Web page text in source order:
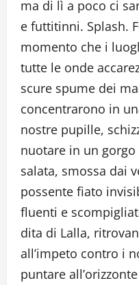
ma di lì a poco ci
e futtitinni. Splash.
momento che i
tutte le onde
scure spume dei
concentrarono in
nostre pupille,
nuotare in un
salata, smossa dai
possente fiato
fluenti e
dita di Lalla,
all’impeto contro i
puntare